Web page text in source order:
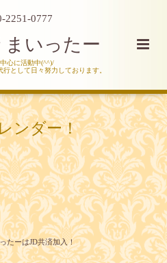
2251-0777
まいったー
心に活動中(^^)/
として日々努力しております。
ンダー！
たーはJD共済加入！